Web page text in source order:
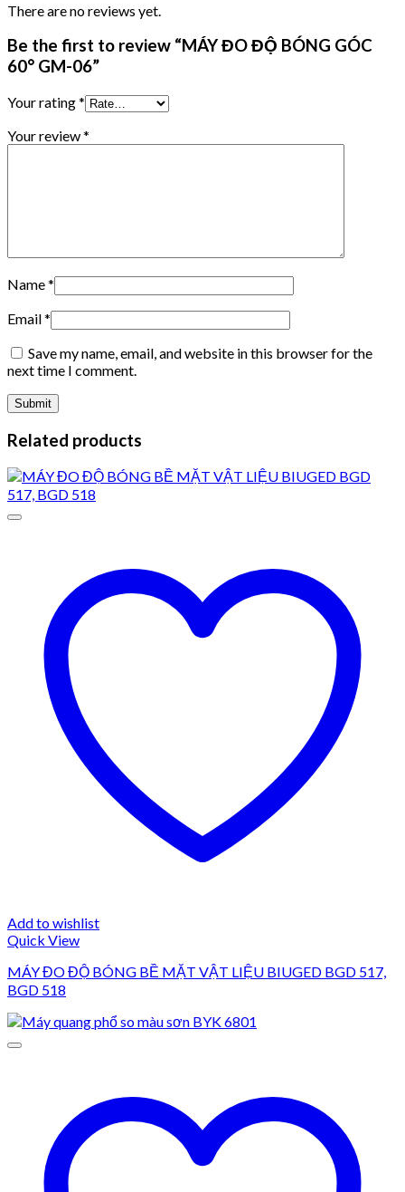
There are no reviews yet.
Be the first to review “MÁY ĐO ĐỘ BÓNG GÓC
60° GM-06”
Your rating*
Your review*
Name*
Email*
Save my name, email, and website in this browser for the
next time I comment.
Related products
Add to wishlist
Quick View
MÁY ĐO ĐỘ BÓNG BỀ MẶT VẬT LIỆU BIUGED BGD 517,
BGD 518